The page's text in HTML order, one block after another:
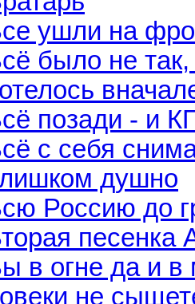
ушли на
было не так,
позади - и
с себя
душно
Россию до
песенка
в огне да и в
не